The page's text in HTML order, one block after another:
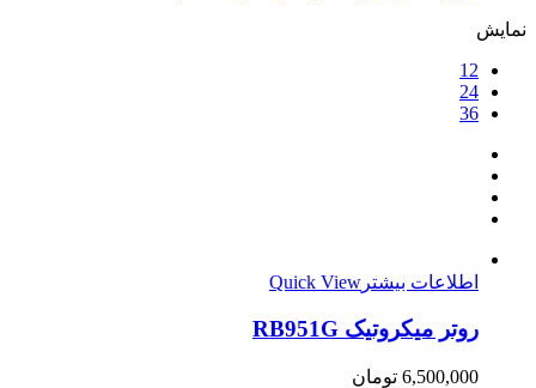
نمایش
12
24
36
اطلاعات بیشتر Quick View
روتر میکروتیک RB951G
6,500,000 تومان